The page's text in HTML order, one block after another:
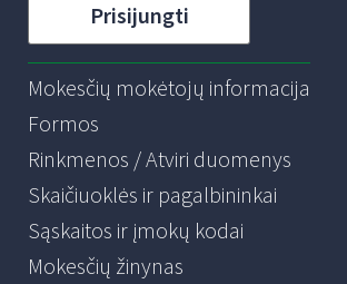
Prisijungti
Mokesčių mokėtojų informacija
Formos
Rinkmenos / Atviri duomenys
Skaičiuoklės ir pagalbininkai
Sąskaitos ir įmokų kodai
Mokesčių žinynas